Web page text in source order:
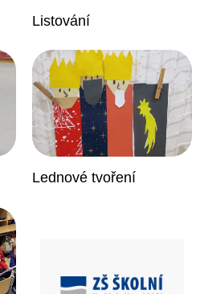
Listování
Lednové tvoření